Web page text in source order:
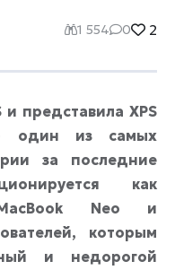
1 554 0 2
и представила XPS
один из самых
за последние
как
Neo и
которым
и недорогой